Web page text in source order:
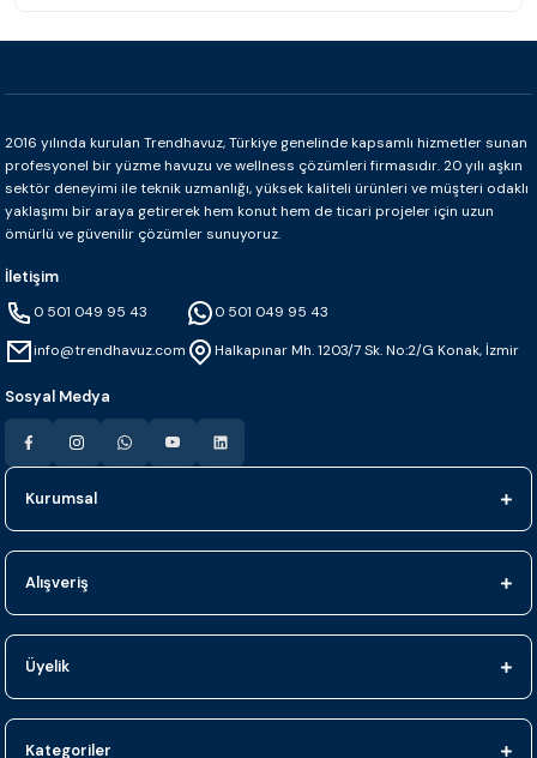
2016 yılında kurulan Trendhavuz, Türkiye genelinde kapsamlı hizmetler sunan
profesyonel bir yüzme havuzu ve wellness çözümleri firmasıdır. 20 yılı aşkın
sektör deneyimi ile teknik uzmanlığı, yüksek kaliteli ürünleri ve müşteri odaklı
yaklaşımı bir araya getirerek hem konut hem de ticari projeler için uzun
ömürlü ve güvenilir çözümler sunuyoruz.
İletişim
0 501 049 95 43
info@trendhavuz.com
0 501 049 95 43
Halkapınar Mh. 1203/7 Sk. No:2/G Konak, İzmir
Sosyal Medya
Kurumsal
Alışveriş
Üyelik
Kategoriler